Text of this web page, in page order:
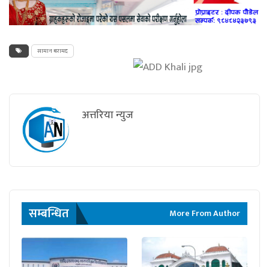
सामान बरामद
अत्तरिया न्युज
सम्बन्धित More From Author